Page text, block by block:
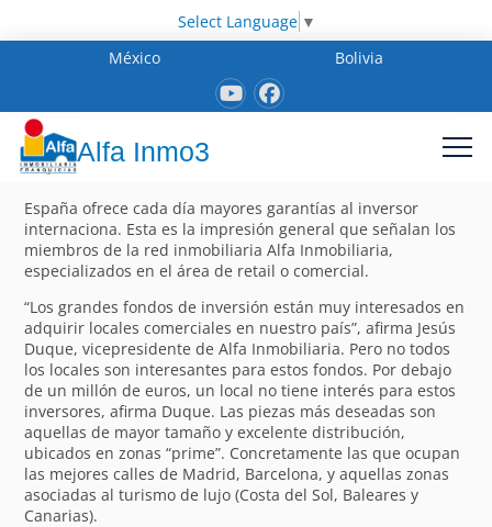
Select Language ▼
México
Bolivia
Alfa Inmo3
España ofrece cada día mayores garantías al inversor
internaciona. Esta es la impresión general que señalan los
miembros de la red inmobiliaria Alfa Inmobiliaria,
especializados en el área de retail o comercial.
“Los grandes fondos de inversión están muy interesados en
adquirir locales comerciales en nuestro país”, afirma Jesús
Duque, vicepresidente de Alfa Inmobiliaria. Pero no todos
los locales son interesantes para estos fondos. Por debajo
de un millón de euros, un local no tiene interés para estos
inversores, afirma Duque. Las piezas más deseadas son
aquellas de mayor tamaño y excelente distribución,
ubicados en zonas “prime”. Concretamente las que ocupan
las mejores calles de Madrid, Barcelona, y aquellas zonas
asociadas al turismo de lujo (Costa del Sol, Baleares y
Canarias).